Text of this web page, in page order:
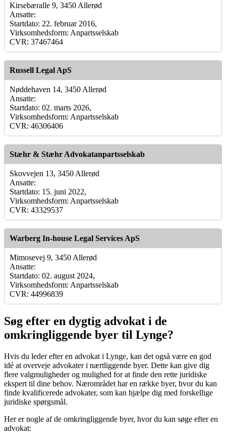
Kirsebæralle 9, 3450 Allerød
Ansatte:
Startdato: 22. februar 2016,
Virksomhedsform: Anpartsselskab
CVR: 37467464
Russell Legal ApS
Nøddehaven 14, 3450 Allerød
Ansatte:
Startdato: 02. marts 2026,
Virksomhedsform: Anpartsselskab
CVR: 46306406
Stæhr & Stæhr Advokatanpartsselskab
Skovvejen 13, 3450 Allerød
Ansatte:
Startdato: 15. juni 2022,
Virksomhedsform: Anpartsselskab
CVR: 43329537
Warberg In-house Legal Services ApS
Mimosevej 9, 3450 Allerød
Ansatte:
Startdato: 02. august 2024,
Virksomhedsform: Anpartsselskab
CVR: 44996839
Søg efter en dygtig advokat i de
omkringliggende byer til Lynge?
Hvis du leder efter en advokat i Lynge, kan det også være en god
idé at overveje advokater i nærtliggende byer. Dette kan give dig
flere valgmuligheder og mulighed for at finde den rette juridiske
ekspert til dine behov. Nærområdet har en række byer, hvor du kan
finde kvalificerede advokater, som kan hjælpe dig med forskellige
juridiske spørgsmål.
Her er nogle af de omkringliggende byer, hvor du kan søge efter en
advokat: